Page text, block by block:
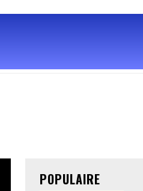
POPULAIRE